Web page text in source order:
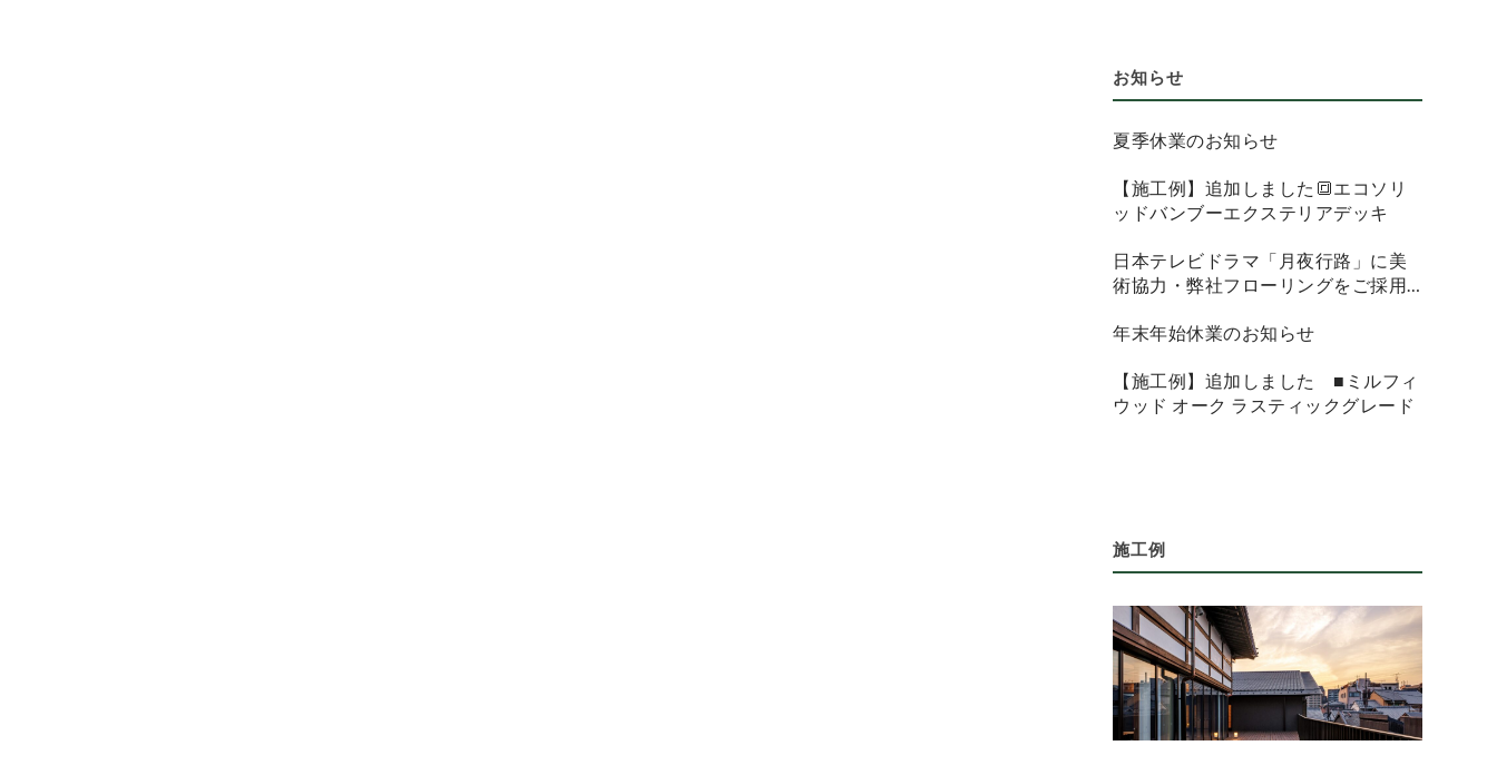
お知らせ
夏季休業のお知らせ
【施工例】追加しました🔳エコソリ
ッドバンブーエクステリアデッキ
日本テレビドラマ「月夜行路」に美
術協力・弊社フローリングをご採用
年末年始休業のお知らせ
【施工例】追加しました ■ミルフィ
ウッド オーク ラスティックグレード
施工例